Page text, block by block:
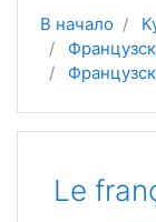
В начало
Le